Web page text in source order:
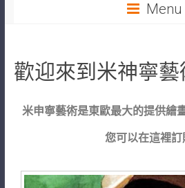
Menu
歡迎來到米神寧藝
米申寧藝術是東歐最大的提供繪
您可以在這裡訂